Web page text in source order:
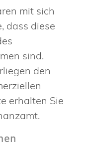
mit sich
dass diese
sind.
den
erhalten Sie